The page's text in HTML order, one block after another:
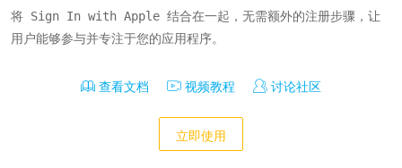
将 Sign In with Apple 结合在一起，无需额外的注册步骤，让
用户能够参与并专注于您的应用程序。
查看文档 视频教程 讨论社区
立即使用